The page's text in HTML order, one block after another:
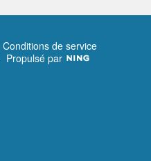
Conditions de service
Propulsé par